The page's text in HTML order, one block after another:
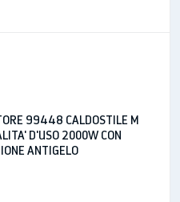
99448 CALDOSTILE M
D'USO 2000W CON
ANTIGELO